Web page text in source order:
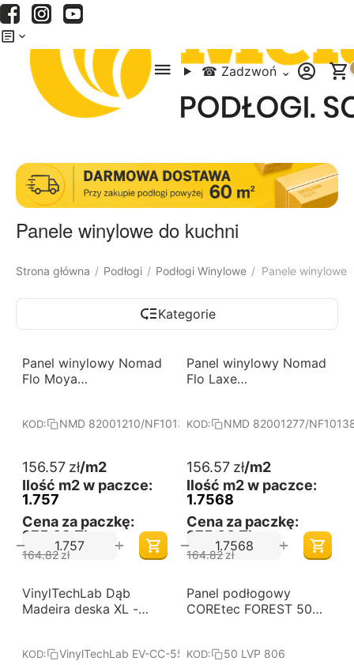
☎ Zadzwoń ⌄
Panele winylowe do kuchni
Strona główna / Podłogi / Podłogi Winylowe / Panele winylowe
Kategorie
-5%
Darmowa dostawa
od 60 m2
Panel winylowy Nomad
Flo Moya
KOD: NMD 82001210/NF10137
156.57 zł/m2
Ilość m2 w paczce:
1.757
Cena za paczkę:
275,09 Zł
164.82zł
+
−
-5%
Darmowa dostawa
od 60 m2
Panel winylowy Nomad
Flo Laxe
KOD: NMD 82001277/
156.57 zł/m2
Ilość m2 w paczce:
1.7568
Cena za paczkę:
275,06 Zł
164.82zł
+
−
-18%
Darmowa dostawa
od 60 m2
VinylTechLab Dąb
Madeira deska XL -
KOD: VinylTechLab EV-CC-55X-0972-4V-05EIR-027
Darmowa dostawa
od 60 m2
Panel podłogowy
COREtec FOREST 50
KOD: 50 LVP 806